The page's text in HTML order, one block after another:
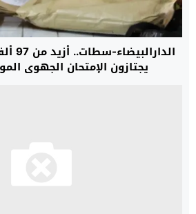
يجتازون الإمتحان الجهوي